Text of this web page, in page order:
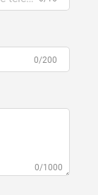
0/200
0/1000